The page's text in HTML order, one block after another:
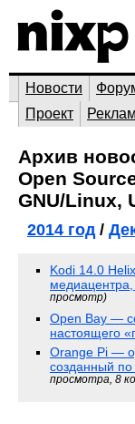
Новости
Проект
Архив
Open
GNU/Linux,
2014 год/
Kodi 14.0
медиацентра,
просмотр)
Open Bay —
настоящего
Orange Pi —
созданный
просмотра, 8